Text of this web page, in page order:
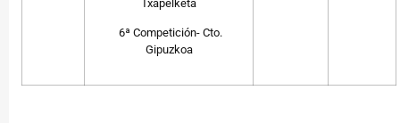
Txapelketa
6ª Competición- Cto.
Gipuzkoa